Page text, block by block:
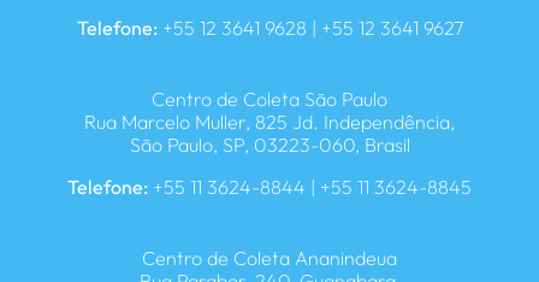
Telefone: +55 12 3641 9628 | +55 12 3641 9627
Centro de Coleta São Paulo
Rua Marcelo Muller, 825 Jd. Independência,
São Paulo, SP, 03223-060, Brasil
Telefone: +55 11 3624-8844 | +55 11 3624-8845
Centro de Coleta Ananindeua